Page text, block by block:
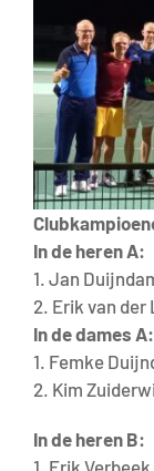
In de heren A:
1. Jan
2. Erik van der
In de dames A:
1. Femke
2. Kim
In de heren B: